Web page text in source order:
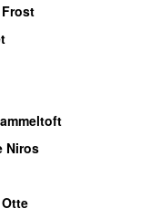
Frost
Niros